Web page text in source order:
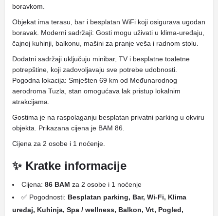
boravkom.
Objekat ima terasu, bar i besplatan WiFi koji osigurava ugodan
boravak. Moderni sadržaji: Gosti mogu uživati ​​u klima-uređaju,
čajnoj kuhinji, balkonu, mašini za pranje veša i radnom stolu.
Dodatni sadržaji uključuju minibar, TV i besplatne toaletne
potrepštine, koji zadovoljavaju sve potrebe udobnosti.
Pogodna lokacija: Smješten 69 km od Međunarodnog
aerodroma Tuzla, stan omogućava lak pristup lokalnim
atrakcijama.
Gostima je na raspolaganju besplatan privatni parking u okviru
objekta. Prikazana cijena je BAM 86.
Cijena za 2 osobe i 1 noćenje.
✨ Kratke informacije
Cijena: 86 BAM za 2 osobe i 1 noćenje
✅ Pogodnosti: Besplatan parking, Bar, Wi-Fi, Klima
uređaj, Kuhinja, Spa / wellness, Balkon, Vrt, Pogled,